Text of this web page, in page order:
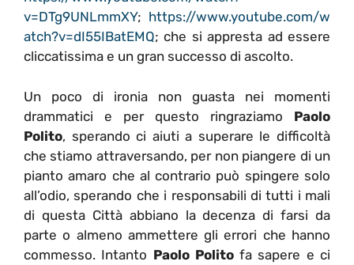
v=DTg9UNLmmXY; https://www.youtube.com/w
atch?v=dI55IBatEMQ; che si appresta ad essere
cliccatissima e un gran successo di ascolto.
Un poco di ironia non guasta nei momenti
drammatici e per questo ringraziamo Paolo
Polito, sperando ci aiuti a superare le difficoltà
che stiamo attraversando, per non piangere di un
pianto amaro che al contrario può spingere solo
all’odio, sperando che i responsabili di tutti i mali
di questa Città abbiano la decenza di farsi da
parte o almeno ammettere gli errori che hanno
commesso. Intanto Paolo Politofa sapere e ci